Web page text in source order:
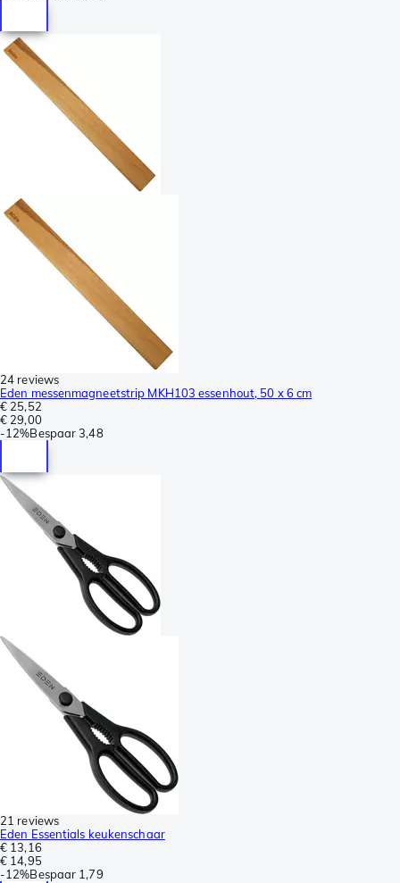
24 reviews
Eden messenmagneetstrip MKH103 essenhout, 50 x 6 cm
€ 25,52
€ 29,00
-12%Bespaar 3,48
21 reviews
Eden Essentials keukenschaar
€ 13,16
€ 14,95
-12%Bespaar 1,79